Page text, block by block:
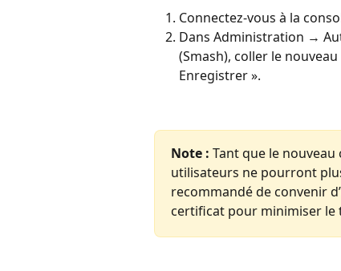
Connectez-vous à la
Dans Administration →
(Smash), coller le
Enregistrer ».
Note : Tant que le nouveau
utilisateurs ne pourront
recommandé de convenir
certificat pour minimiser le